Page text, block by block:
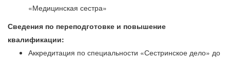
«Медицинская сестра»
Сведения по переподготовке и повышение
квалификации:
Аккредитация по специальности «Сестринское дело» до